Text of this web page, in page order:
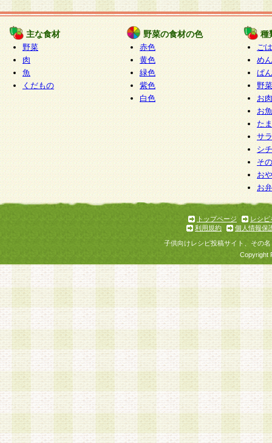
主な食材
野菜
肉
魚
くだもの
野菜の食材の色
赤色
黄色
緑色
紫色
白色
種
ご
めん
ぱん
野
お
お
た
サ
シ
そ
お
お
トップページ
レシピ
利用規約
個人情報保
子供向けレシピ投稿サイト、その
Copyright